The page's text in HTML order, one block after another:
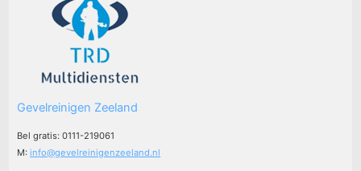
Gevelreinigen Zeeland
Bel gratis: 0111-219061
M:info@gevelreinigenzeeland.nl